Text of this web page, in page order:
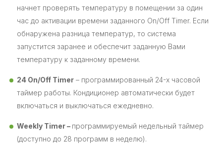
начнет проверять температуру в помещении за один
час до активации времени заданного On/Off Timer. Если
обнаружена разница температур, то система
запустится заранее и обеспечит заданную Вами
температуру к заданному времени.
24 On/Off Timer – программированный 24-х часовой
таймер работы. Кондиционер автоматически будет
включаться и выключаться ежедневно.
Weekly Timer – программируемый недельный таймер
(доступно до 28 программ в неделю).